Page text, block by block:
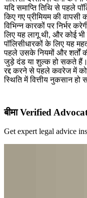
यदि समाप्ति तिथि से पहले
किए गए प्रीमियम की वापसी
विभिन्न कारकों पर निर्भर
लिए यह लागू थी, और कोई भी
पॉलिसीधारकों के लिए यह
पहले उसके नियमों और शर्तों
जुड़े दंड या शुल्क हो सकते हैं।
रद्द करने से पहले कवरेज में
स्थिति में वित्तीय नुकसान हो
बीमा Verified
Get expert legal advice